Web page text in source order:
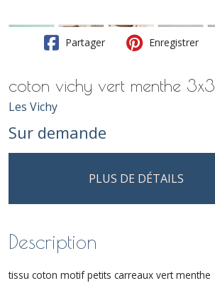
Partager Enregistrer
coton vichy vert menthe 3x3
Les Vichy
Sur demande
PLUS DE DÉTAILS
Description
tissu coton motif petits carreaux vert menthe